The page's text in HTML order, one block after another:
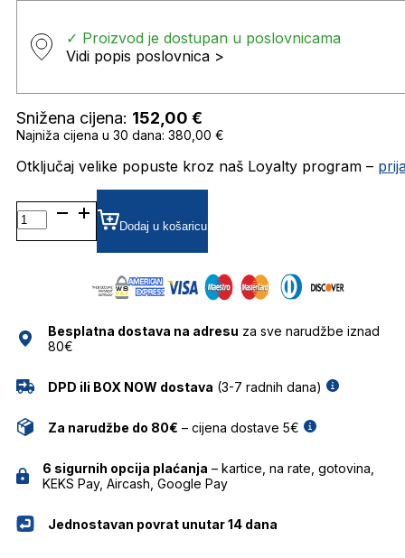
✓ Proizvod je dostupan u poslovnicama
Vidi popis poslovnica >
Snižena cijena: 152,00 €
Najniža cijena u 30 dana: 380,00 €
Otključaj velike popuste kroz naš Loyalty program –
BOSS1508/S SUNČANE
NAOČALE
HUGO
Dodaj u košaricu
Besplatna dostava na adresu za sve narudžbe iznad
80€
DPD ili BOX NOW dostava (3-7 radnih dana)
Za narudžbe do 80€ – cijena dostave 5€
6 sigurnih opcija plaćanja – kartice, na rate, gotovina,
KEKS Pay, Aircash, Google Pay
Jednostavan povrat unutar 14 dana